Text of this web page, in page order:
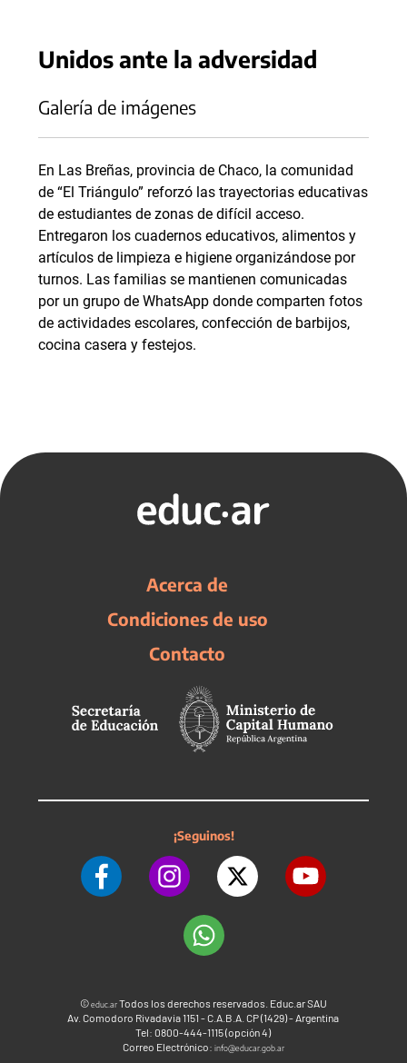
Unidos ante la adversidad
Galería de imágenes
En Las Breñas, provincia de Chaco, la comunidad
de “El Triángulo” reforzó las trayectorias educativas
de estudiantes de zonas de difícil acceso.
Entregaron los cuadernos educativos, alimentos y
artículos de limpieza e higiene organizándose por
turnos. Las familias se mantienen comunicadas
por un grupo de WhatsApp donde comparten fotos
de actividades escolares, confección de barbijos,
cocina casera y festejos.
Acerca de
Condiciones de uso
Contacto
¡Seguinos!
©educ.arTodos los derechos reservados. Educ.ar SAU
Av. Comodoro Rivadavia 1151 - C.A.B.A. CP (1429) - Argentina
Tel: 0800-444-1115 (opción 4)
Correo Electrónico: info@educar.gob.ar